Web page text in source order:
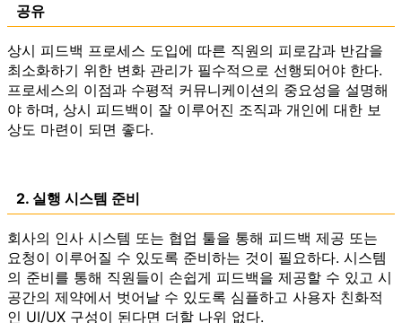
공유
상시 피드백 프로세스 도입에 따른 직원의 피로감과 반감을
최소화하기 위한 변화 관리가 필수적으로 선행되어야 한다.
프로세스의 이점과 수평적 커뮤니케이션의 중요성을 설명해
야 하며, 상시 피드백이 잘 이루어진 조직과 개인에 대한 보
상도 마련이 되면 좋다.
2. 실행 시스템 준비
회사의 인사 시스템 또는 협업 툴을 통해 피드백 제공 또는
요청이 이루어질 수 있도록 준비하는 것이 필요하다. 시스템
의 준비를 통해 직원들이 손쉽게 피드백을 제공할 수 있고 시
공간의 제약에서 벗어날 수 있도록 심플하고 사용자 친화적
인 UI/UX 구성이 된다면 더할 나위 없다.